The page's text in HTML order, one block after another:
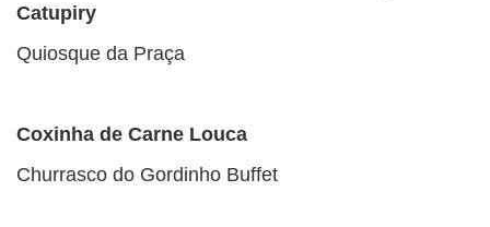
Catupiry
Quiosque da Praça
Coxinha de Carne Louca
Churrasco do Gordinho Buffet